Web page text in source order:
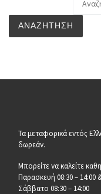
ΑΝΑΖΉΤΗΣΗ
Τα μεταφορικά εντός
δωρεάν.
Μπορείτε να καλείτε
Παρασκευή 08:30 – 14:00
Σάββατο 08:30 – 14:00